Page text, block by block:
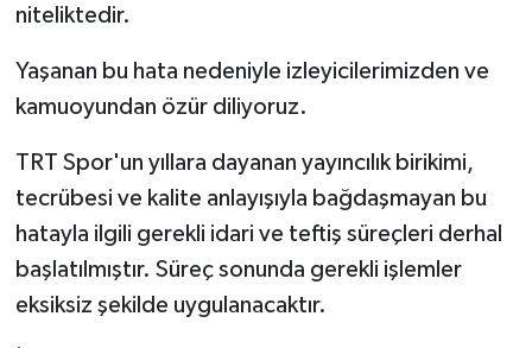
niteliktedir.
Yaşanan bu hata nedeniyle izleyicilerimizden ve
kamuoyundan özür diliyoruz.
TRT Spor'un yıllara dayanan yayıncılık birikimi,
tecrübesi ve kalite anlayışıyla bağdaşmayan bu
hatayla ilgili gerekli idari ve teftiş süreçleri derhal
başlatılmıştır. Süreç sonunda gerekli işlemler
eksiksiz şekilde uygulanacaktır.